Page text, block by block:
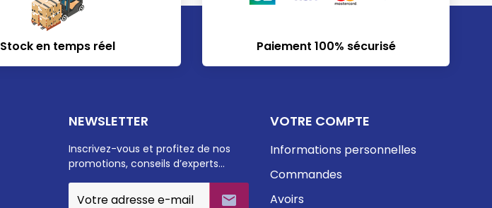
Stock en temps réel Paiement 100% sécurisé
NEWSLETTER
Inscrivez-vous et profitez de nos
promotions, conseils d’experts…

VOTRE COMPTE
Informations personnelles
Commandes
Avoirs